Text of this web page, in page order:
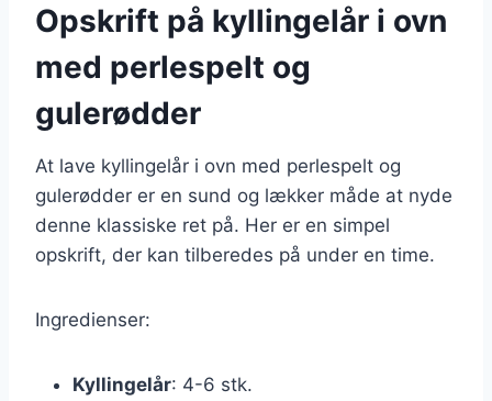
Opskrift på kyllingelår i ovn
med perlespelt og
gulerødder
At lave kyllingelår i ovn med perlespelt og
gulerødder er en sund og lækker måde at nyde
denne klassiske ret på. Her er en simpel
opskrift, der kan tilberedes på under en time.
Ingredienser:
Kyllingelår: 4-6 stk.